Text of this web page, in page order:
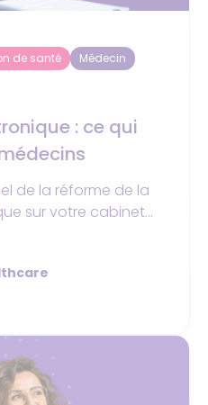
de santé Médecin
: ce qui
de la réforme de la
sur votre cabinet